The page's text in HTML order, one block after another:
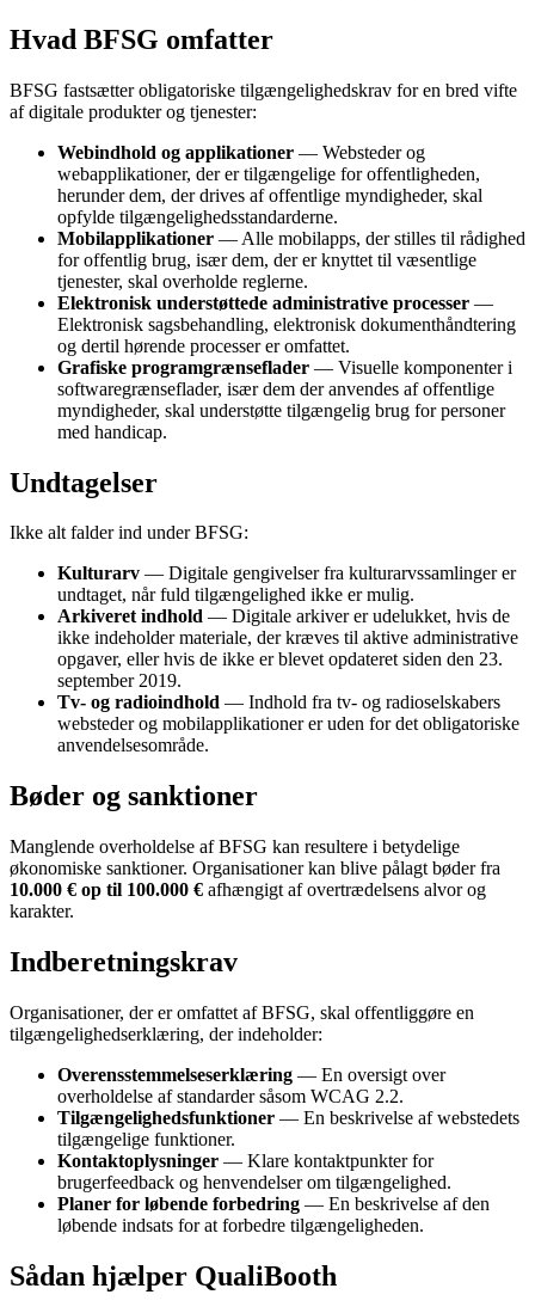
Hvad BFSG omfatter
BFSG fastsætter obligatoriske tilgængelighedskrav for en bred vifte
af digitale produkter og tjenester:
Webindhold og applikationer — Websteder og
webapplikationer, der er tilgængelige for offentligheden,
herunder dem, der drives af offentlige myndigheder, skal
opfylde tilgængelighedsstandarderne.
Mobilapplikationer — Alle mobilapps, der stilles til rådighed
for offentlig brug, især dem, der er knyttet til væsentlige
tjenester, skal overholde reglerne.
Elektronisk understøttede administrative processer —
Elektronisk sagsbehandling, elektronisk dokumenthåndtering
og dertil hørende processer er omfattet.
Grafiske programgrænseflader — Visuelle komponenter i
softwaregrænseflader, især dem der anvendes af offentlige
myndigheder, skal understøtte tilgængelig brug for personer
med handicap.
Undtagelser
Ikke alt falder ind under BFSG:
Kulturarv — Digitale gengivelser fra kulturarvssamlinger er
undtaget, når fuld tilgængelighed ikke er mulig.
Arkiveret indhold — Digitale arkiver er udelukket, hvis de
ikke indeholder materiale, der kræves til aktive administrative
opgaver, eller hvis de ikke er blevet opdateret siden den 23.
september 2019.
Tv- og radioindhold — Indhold fra tv- og radioselskabers
websteder og mobilapplikationer er uden for det obligatoriske
anvendelsesområde.
Bøder og sanktioner
Manglende overholdelse af BFSG kan resultere i betydelige
økonomiske sanktioner. Organisationer kan blive pålagt bøder fra
10.000 € op til 100.000 € afhængigt af overtrædelsens alvor og
karakter.
Indberetningskrav
Organisationer, der er omfattet af BFSG, skal offentliggøre en
tilgængelighedserklæring, der indeholder:
Overensstemmelseserklæring — En oversigt over
overholdelse af standarder såsom WCAG 2.2.
Tilgængelighedsfunktioner — En beskrivelse af webstedets
tilgængelige funktioner.
Kontaktoplysninger — Klare kontaktpunkter for
brugerfeedback og henvendelser om tilgængelighed.
Planer for løbende forbedring — En beskrivelse af den
løbende indsats for at forbedre tilgængeligheden.
Sådan hjælper QualiBooth